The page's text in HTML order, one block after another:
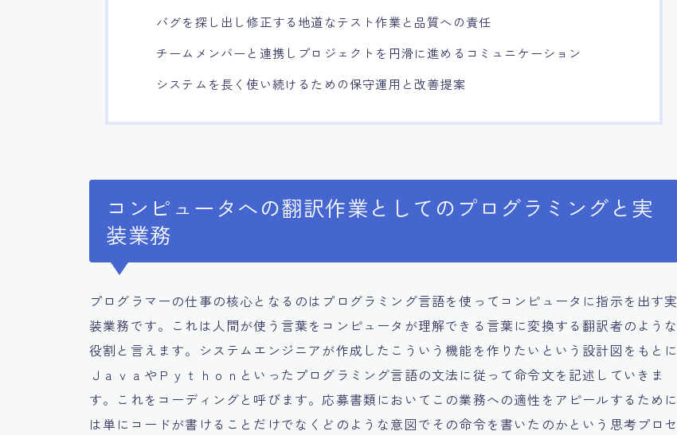
バグを探し出し修正する地道なテスト作業と品質への責任
チームメンバーと連携しプロジェクトを円滑に進めるコミュニケーション
システムを長く使い続けるための保守運用と改善提案
コンピュータへの翻訳作業としてのプログラミングと実
装業務
プログラマーの仕事の核心となるのはプログラミング言語を使ってコンピュータに指示を出す実
装業務です。これは人間が使う言葉をコンピュータが理解できる言葉に変換する翻訳者のような
役割と言えます。システムエンジニアが作成したこういう機能を作りたいという設計図をもとに
ＪａｖａやＰｙｔｈｏｎといったプログラミング言語の文法に従って命令文を記述していきま
す。これをコーディングと呼びます。応募書類においてこの業務への適性をアピールするために
は単にコードが書けることだけでなくどのような意図でその命令を書いたのかという思考プロセ